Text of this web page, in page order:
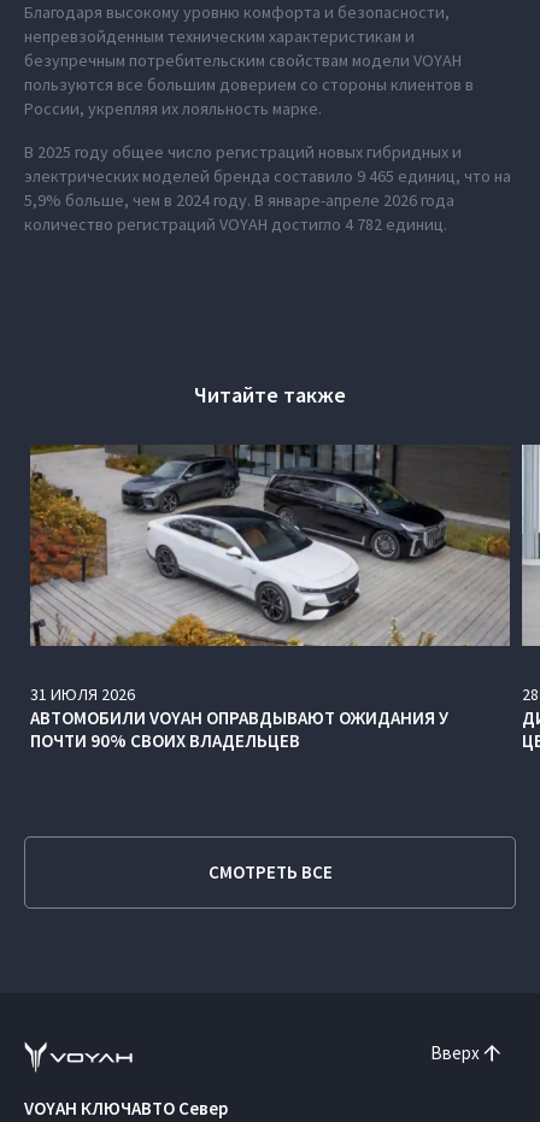
Благодаря высокому уровню комфорта и безопасности,
непревзойденным техническим характеристикам и
безупречным потребительским свойствам модели VOYAH
пользуются все большим доверием со стороны клиентов в
России, укрепляя их лояльность марке.
В 2025 году общее число регистраций новых гибридных и
электрических моделей бренда составило 9 465 единиц, что на
5,9% больше, чем в 2024 году. В январе-апреле 2026 года
количество регистраций VOYAH достигло 4 782 единиц.
Читайте также
31 ИЮЛЯ 2026
АВТОМОБИЛИ VOYAH ОПРАВДЫВАЮТ ОЖИДАНИЯ У
ПОЧТИ 90% СВОИХ ВЛАДЕЛЬЦЕВ
28
СМОТРЕТЬ ВСЕ
Вверх
VOYAH КЛЮЧАВТО Север